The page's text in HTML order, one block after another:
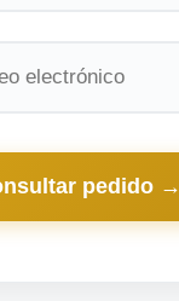
pedido →